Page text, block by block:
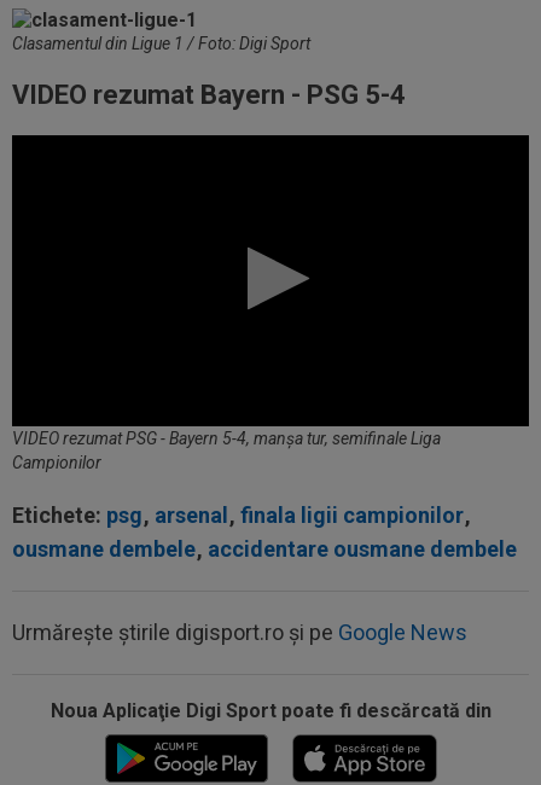
Clasamentul din Ligue 1 / Foto: Digi Sport
VIDEO rezumat Bayern - PSG 5-4
VIDEO rezumat PSG - Bayern 5-4, manșa tur, semifinale Liga
Campionilor
Etichete: psg, arsenal, finala ligii campionilor,
ousmane dembele, accidentare ousmane dembele
Urmărește știrile digisport.ro și pe Google News
Noua Aplicaţie Digi Sport poate fi descărcată din
16:13
Gigi Becali i-a decis viitorul lui MM Stoica!
16:06
Valerică Găman a semnat cu Universitatea